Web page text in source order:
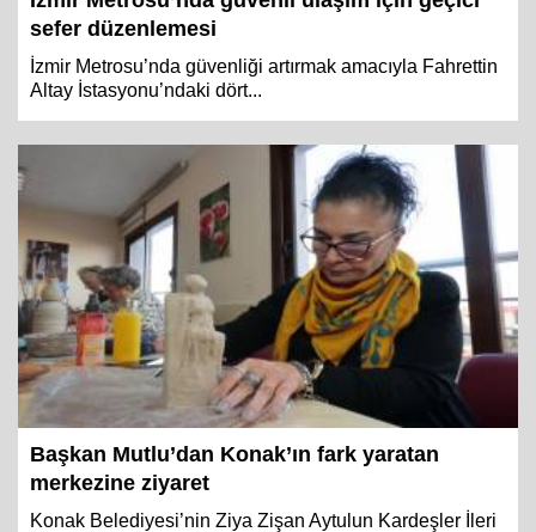
sefer düzenlemesi
İzmir Metrosu’nda güvenliği artırmak amacıyla Fahrettin
Altay İstasyonu’ndaki dört...
Başkan Mutlu’dan Konak’ın fark yaratan
merkezine ziyaret
Konak Belediyesi’nin Ziya Zişan Aytulun Kardeşler İleri